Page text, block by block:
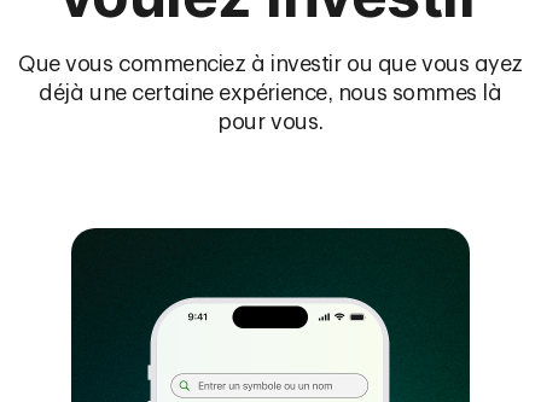
Que vous commenciez à investir ou que vous ayez
déjà une certaine expérience, nous sommes là
pour vous.